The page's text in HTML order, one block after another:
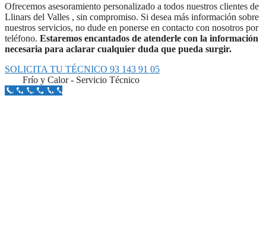
Ofrecemos asesoramiento personalizado a todos nuestros clientes de
Llinars del Valles , sin compromiso. Si desea más información sobre
nuestros servicios, no dude en ponerse en contacto con nosotros por
teléfono. Estaremos encantados de atenderle con la información
necesaria para aclarar cualquier duda que pueda surgir.
SOLICITA TU TÉCNICO 93 143 91 05
Frío y Calor - Servicio Técnico
Llámanos Aquí